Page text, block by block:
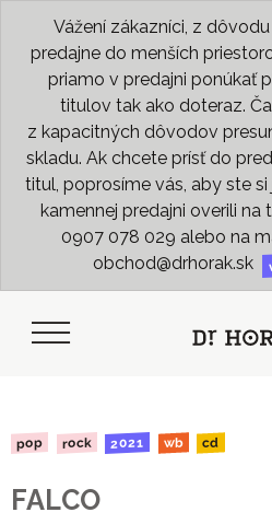
Vážení zákazníci, z
predajne do menších
priamo v predajni ponúkať
titulov tak ako doteraz.
z kapacitných dôvodov
skladu. Ak chcete prísť do
titul, poprosíme vás, aby ste
kamennej predajni overili na
0907 078 029 alebo na
obchod@drhorak.sk
pop rock 2021 wb cd
FALCO